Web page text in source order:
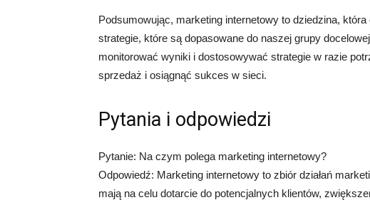
Podsumowując, marketing internetowy to dziedzina,
strategie, które są dopasowane do naszej grupy
monitorować wyniki i dostosowywać strategie w razie
sprzedaż i osiągnąć sukces w sieci.
Pytania i odpowiedzi
Pytanie: Na czym polega marketing internetowy?
Odpowiedź: Marketing internetowy to zbiór działań
mają na celu dotarcie do potencjalnych klientów,